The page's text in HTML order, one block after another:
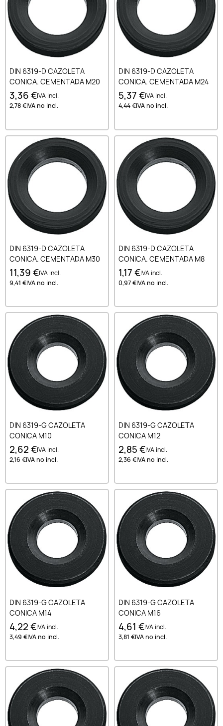
DIN 6319-D CAZOLETA
CONICA. CEMENTADA M20
3,36 €IVA incl.
2,78 €IVA no incl.
DIN 6319-D CAZOLETA
CONICA. CEMENTADA M24
5,37 €IVA incl.
4,44 €IVA no incl.
DIN 6319-D CAZOLETA
CONICA. CEMENTADA M30
11,39 €IVA incl.
9,41 €IVA no incl.
DIN 6319-D CAZOLETA
CONICA. CEMENTADA M8
1,17 €IVA incl.
0,97 €IVA no incl.
DIN 6319-G CAZOLETA
CONICA M10
2,62 €IVA incl.
2,16 €IVA no incl.
DIN 6319-G CAZOLETA
CONICA M12
2,85 €IVA incl.
2,36 €IVA no incl.
DIN 6319-G CAZOLETA
CONICA M14
4,22 €IVA incl.
3,49 €IVA no incl.
DIN 6319-G CAZOLETA
CONICA M16
4,61 €IVA incl.
3,81 €IVA no incl.